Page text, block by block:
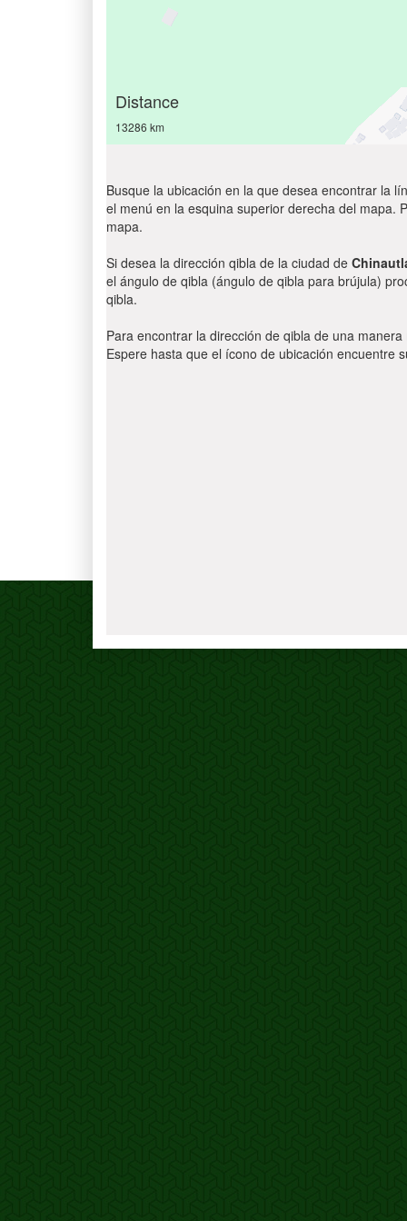
Distance
13286 km
Busque la ubicación en la que desea encontrar la
el menú en la esquina superior derecha del mapa.
mapa.
Si desea la dirección qibla de la ciudad de
el ángulo de qibla (ángulo de qibla para brújula)
qibla.
Para encontrar la dirección de qibla de una
Espere hasta que el ícono de ubicación encuentre